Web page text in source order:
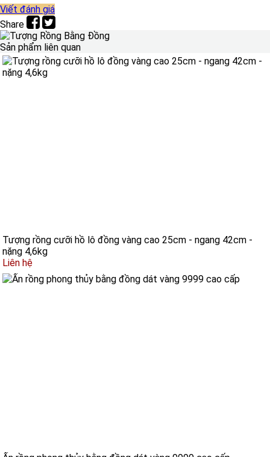
Viết đánh giá
Share
Sản phẩm liên quan
Tượng rồng cưỡi hồ lô đồng vàng cao 25cm - ngang 42cm -
nặng 4,6kg
Liên hệ